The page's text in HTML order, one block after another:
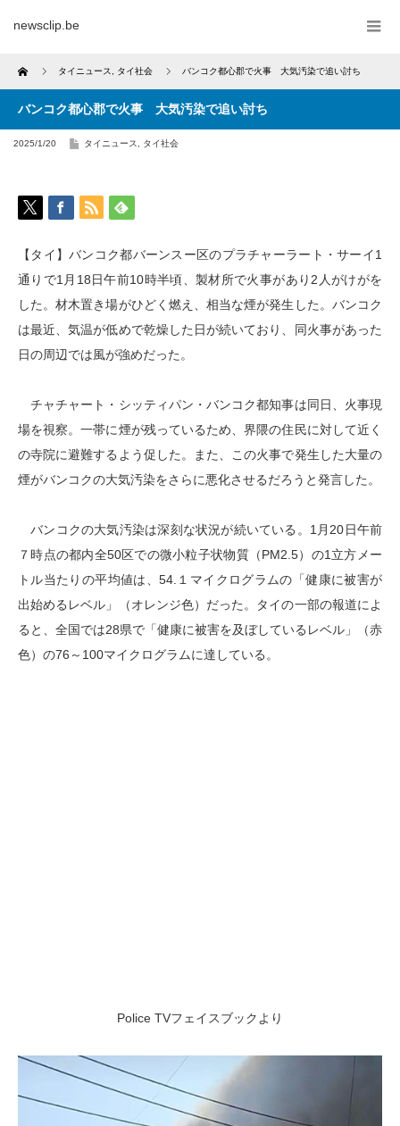
newsclip.be
Home タイニュース タイ社会 バンコク都心郡で火事 大気汚染で追い討ち
バンコク都心郡で火事 大気汚染で追い討ち
2025/1/20 タイニュース タイ社会
【タイ】バンコク都バーンスー区のプラチャーラート・サーイ1
通りで1月18日午前10時半頃、製材所で火事があり2人がけがを
した。材木置き場がひどく燃え、相当な煙が発生した。バンコク
は最近、気温が低めで乾燥した日が続いており、同火事があった
日の周辺では風が強めだった。
チャチャート・シッティパン・バンコク都知事は同日、火事現
場を視察。一帯に煙が残っているため、界隈の住民に対して近く
の寺院に避難するよう促した。また、この火事で発生した大量の
煙がバンコクの大気汚染をさらに悪化させるだろうと発言した。
バンコクの大気汚染は深刻な状況が続いている。1月20日午前
７時点の都内全50区での微小粒子状物質（PM2.5）の1立方メー
トル当たりの平均値は、54.１マイクログラムの「健康に被害が
出始めるレベル」（オレンジ色）だった。タイの一部の報道によ
ると、全国では28県で「健康に被害を及ぼしているレベル」（赤
色）の76～100マイクログラムに達している。
Police TVフェイスブックより